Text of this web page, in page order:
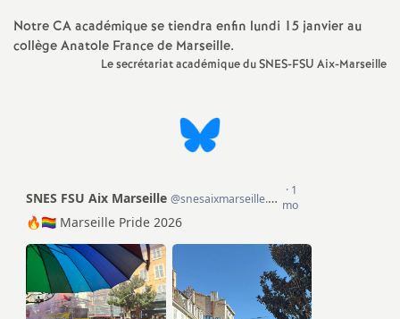
t
e
S
e
Notre CA académique se tiendra enfin lundi 15 janvier au
collège Anatole France de Marseille.
Le secrétariat académique du SNES-FSU Aix-Marseille